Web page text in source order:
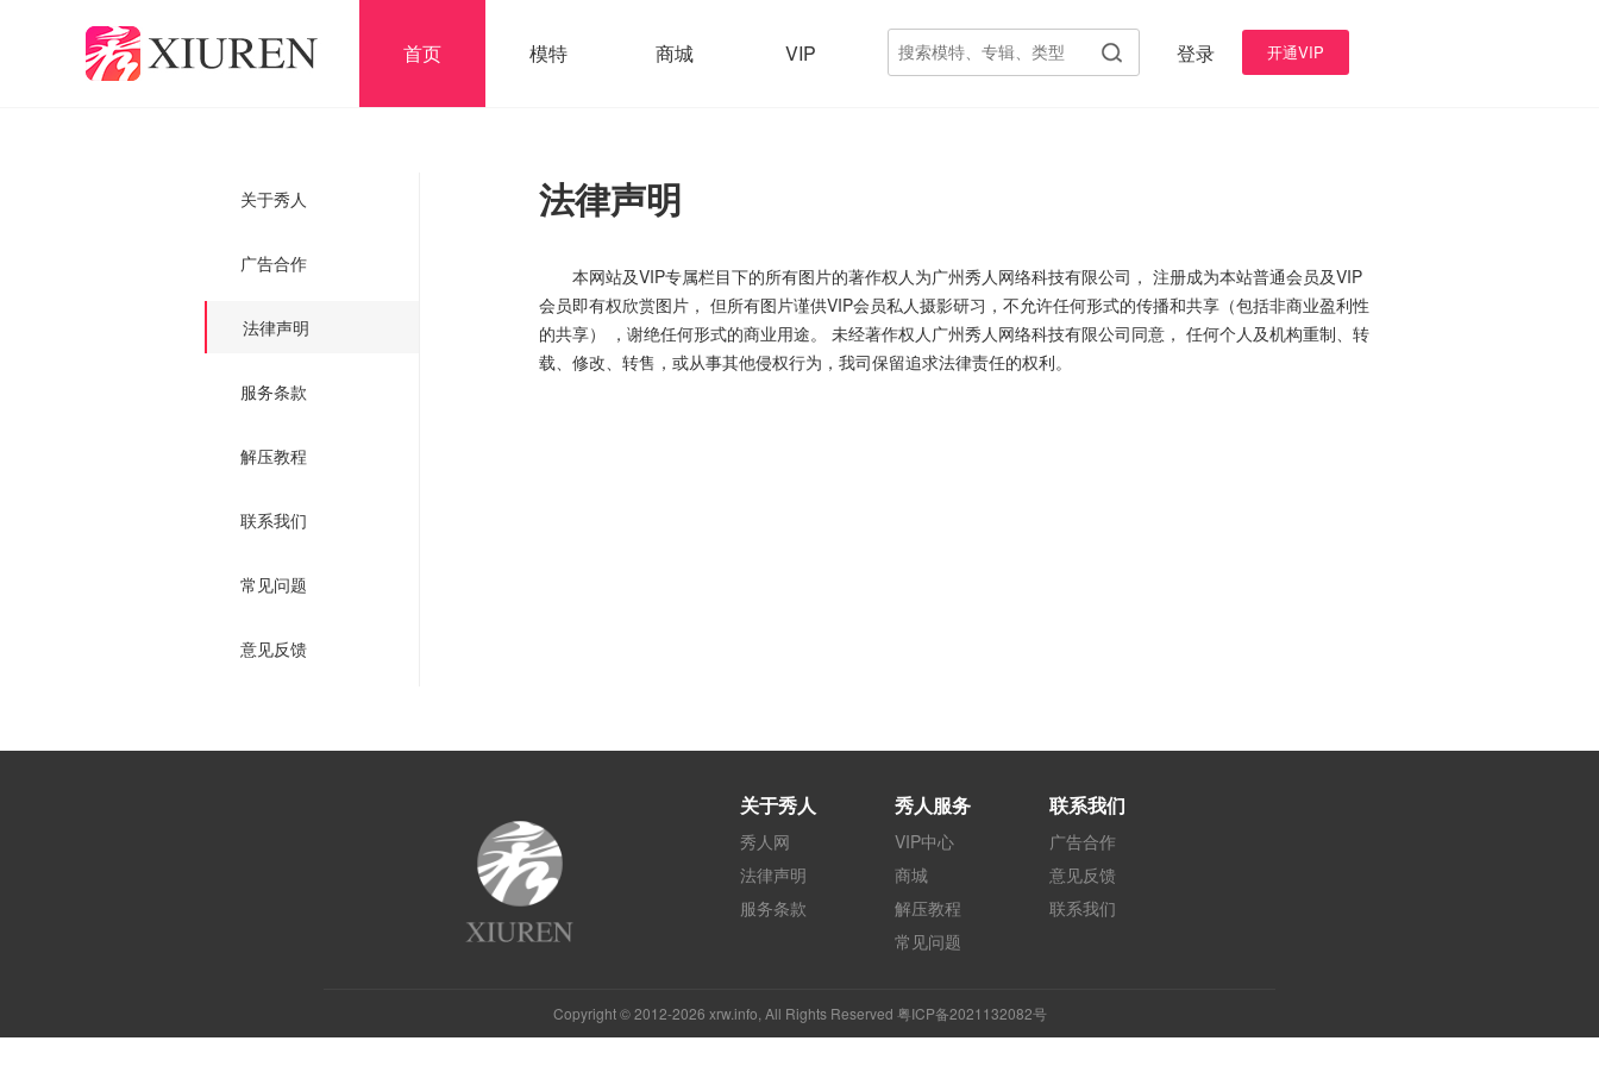
首页 模特 商城 VIP 登录 开通VIP
关于秀人
广告合作
法律声明
服务条款
解压教程
联系我们
常见问题
意见反馈
法律声明
本网站及VIP专属栏目下的所有图片的著作权人为广州秀人网络科技有限公司， 注册成为本站普通会员及VIP
会员即有权欣赏图片， 但所有图片谨供VIP会员私人摄影研习，不允许任何形式的传播和共享（包括非商业盈利性
的共享） ，谢绝任何形式的商业用途。 未经著作权人广州秀人网络科技有限公司同意， 任何个人及机构重制、转
载、修改、转售，或从事其他侵权行为，我司保留追求法律责任的权利。
关于秀人
秀人网
法律声明
服务条款
秀人服务
VIP中心
商城
解压教程
常见问题
联系我们
广告合作
意见反馈
联系我们
Copyright © 2012-2026 xrw.info, All Rights Reserved 粤ICP备2021132082号